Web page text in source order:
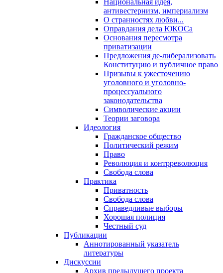
Национальная идея,
антивестернизм, империализм
О странностях любви...
Оправдания дела ЮКОСа
Основания пересмотра
приватизации
Предложения де-либерализовать
Конституцию и публичное право
Призывы к ужесточению
уголовного и уголовно-
процессуального
законодательства
Символические акции
Теории заговора
Идеология
Гражданское общество
Политический режим
Право
Революция и контрреволюция
Свобода слова
Практика
Приватность
Свобода слова
Справедливые выборы
Хорошая полиция
Честный суд
Публикации
Аннотированный указатель
литературы
Дискуссии
Архив предыдущего проекта